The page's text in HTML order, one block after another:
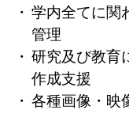
学内全てに関
管理
研究及び教育
作成支援
各種画像・映